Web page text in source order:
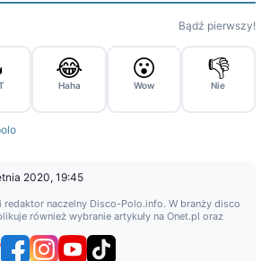
Bądź pierwszy!
😂
Haha
😮
Wow
👎
Nie
2020, 19:45
redaktor naczelny Disco-Polo.info. W branży disco
również wybranie artykuły na Onet.pl oraz